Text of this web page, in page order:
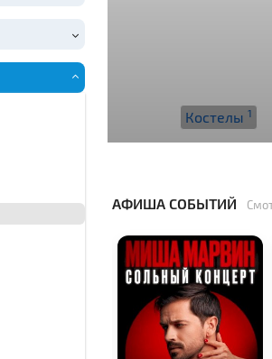
Костелы 1
АФИША СОБЫТИЙ